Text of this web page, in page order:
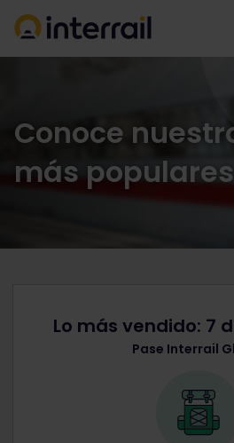
Conoce
más populares
Lo más vendido: 7
Pase Interrail